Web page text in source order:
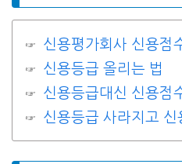
신용평가회사 신용점
신용등급 올리는 법
신용등급대신 신용점
신용등급 사라지고